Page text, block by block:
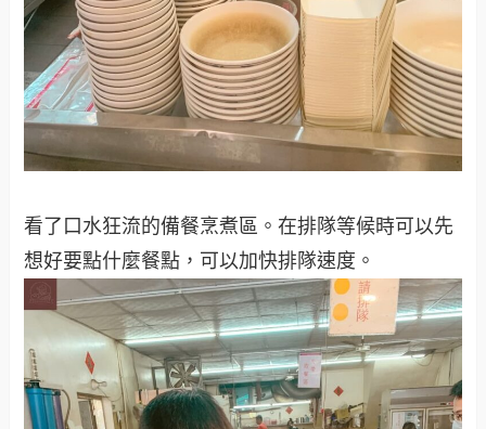
看了口水狂流的備餐烹煮區。在排隊等候時可以先
想好要點什麼餐點，可以加快排隊速度。